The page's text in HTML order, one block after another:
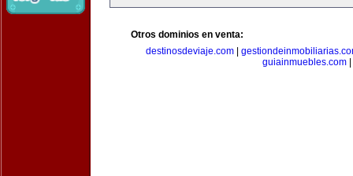
Otros dominios en venta:
destinosdeviaje.com|
guiainmuebles.com|